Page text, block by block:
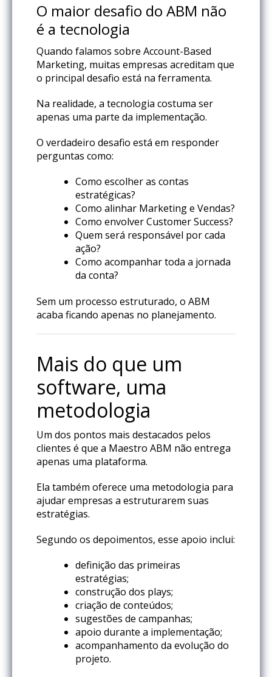
O maior desafio do ABM não
é a tecnologia
Quando falamos sobre Account-Based
Marketing, muitas empresas acreditam que
o principal desafio está na ferramenta.
Na realidade, a tecnologia costuma ser
apenas uma parte da implementação.
O verdadeiro desafio está em responder
perguntas como:
Como escolher as contas
estratégicas?
Como alinhar Marketing e Vendas?
Como envolver Customer Success?
Quem será responsável por cada
ação?
Como acompanhar toda a jornada
da conta?
Sem um processo estruturado, o ABM
acaba ficando apenas no planejamento.
Mais do que um
software, uma
metodologia
Um dos pontos mais destacados pelos
clientes é que a Maestro ABM não entrega
apenas uma plataforma.
Ela também oferece uma metodologia para
ajudar empresas a estruturarem suas
estratégias.
Segundo os depoimentos, esse apoio inclui:
definição das primeiras
estratégias;
construção dos plays;
criação de conteúdos;
sugestões de campanhas;
apoio durante a implementação;
acompanhamento da evolução do
projeto.